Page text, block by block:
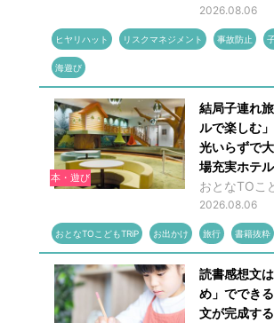
2026.08.06
ヒヤリハット リスクマネジメント 事故防止
海遊び
本・遊び
結局子連れ
ルで楽しむ
光いらずで
場充実ホテ
おとなTOこ
2026.08.06
おとなTOこどもTRiP お出かけ 旅行 書籍抜粋
読書感想文
め」ででき
文が完成す